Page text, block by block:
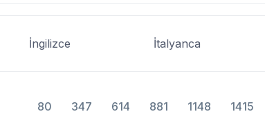
İngilizce İtalyanca
80 347 614 881 1148 1415